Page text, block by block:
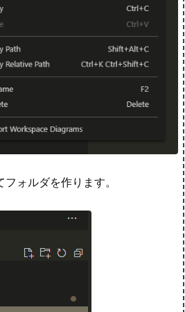
ォルダを作ります。